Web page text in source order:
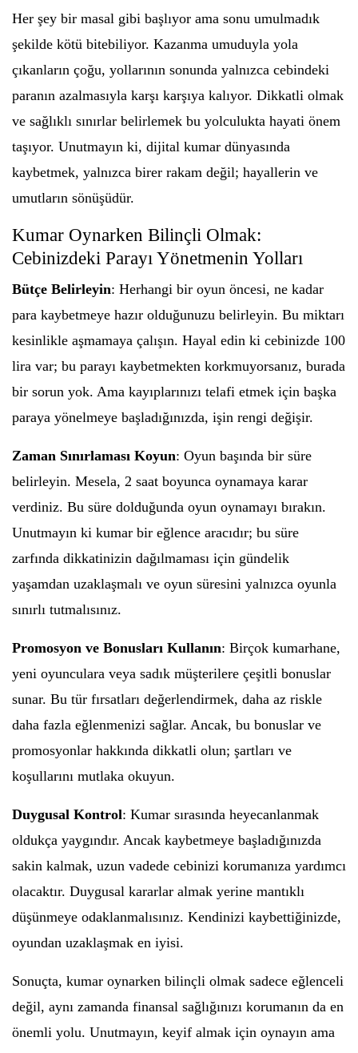
Her şey bir masal gibi başlıyor ama sonu umulmadık
şekilde kötü bitebiliyor. Kazanma umuduyla yola
çıkanların çoğu, yollarının sonunda yalnızca cebindeki
paranın azalmasıyla karşı karşıya kalıyor. Dikkatli olmak
ve sağlıklı sınırlar belirlemek bu yolculukta hayati önem
taşıyor. Unutmayın ki, dijital kumar dünyasında
kaybetmek, yalnızca birer rakam değil; hayallerin ve
umutların sönüşüdür.
Kumar Oynarken Bilinçli Olmak:
Cebinizdeki Parayı Yönetmenin Yolları
Bütçe Belirleyin: Herhangi bir oyun öncesi, ne kadar
para kaybetmeye hazır olduğunuzu belirleyin. Bu miktarı
kesinlikle aşmamaya çalışın. Hayal edin ki cebinizde 100
lira var; bu parayı kaybetmekten korkmuyorsanız, burada
bir sorun yok. Ama kayıplarınızı telafi etmek için başka
paraya yönelmeye başladığınızda, işin rengi değişir.
Zaman Sınırlaması Koyun: Oyun başında bir süre
belirleyin. Mesela, 2 saat boyunca oynamaya karar
verdiniz. Bu süre dolduğunda oyun oynamayı bırakın.
Unutmayın ki kumar bir eğlence aracıdır; bu süre
zarfında dikkatinizin dağılmaması için gündelik
yaşamdan uzaklaşmalı ve oyun süresini yalnızca oyunla
sınırlı tutmalısınız.
Promosyon ve Bonusları Kullanın: Birçok kumarhane,
yeni oyunculara veya sadık müşterilere çeşitli bonuslar
sunar. Bu tür fırsatları değerlendirmek, daha az riskle
daha fazla eğlenmenizi sağlar. Ancak, bu bonuslar ve
promosyonlar hakkında dikkatli olun; şartları ve
koşullarını mutlaka okuyun.
Duygusal Kontrol: Kumar sırasında heyecanlanmak
oldukça yaygındır. Ancak kaybetmeye başladığınızda
sakin kalmak, uzun vadede cebinizi korumanıza yardımcı
olacaktır. Duygusal kararlar almak yerine mantıklı
düşünmeye odaklanmalısınız. Kendinizi kaybettiğinizde,
oyundan uzaklaşmak en iyisi.
Sonuçta, kumar oynarken bilinçli olmak sadece eğlenceli
değil, aynı zamanda finansal sağlığınızı korumanın da en
önemli yolu. Unutmayın, keyif almak için oynayın ama